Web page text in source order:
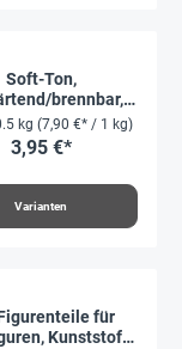
Soft-Ton,
brennbar,
500 g
kg (7,90 €* / 1 kg)
3,95 €*
Varianten
für
Kunststoff,